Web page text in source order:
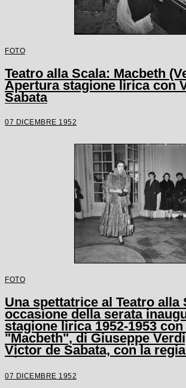
FOTO
Teatro alla Scala: Macbeth
Apertura stagione lirica con
Sabata
07 DICEMBRE 1952
FOTO
Una spettatrice al Teatro alla
occasione della serata
stagione lirica 1952-1953
"Macbeth", di Giuseppe
Victor de Sabata, con la
Ebert
07 DICEMBRE 1952